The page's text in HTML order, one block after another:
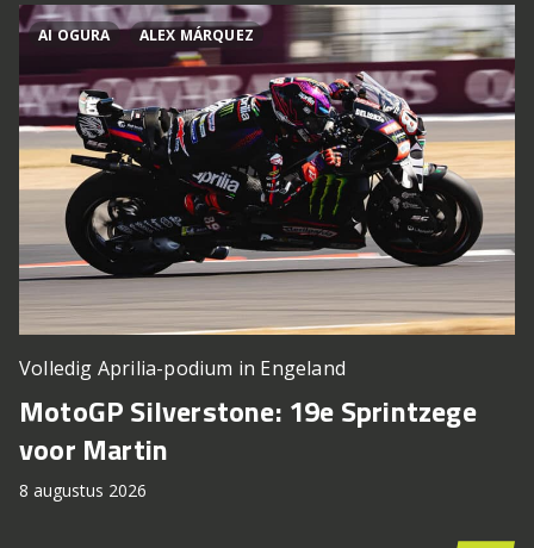
AI OGURA ALEX MÁRQUEZ
Volledig Aprilia-podium in Engeland
MotoGP Silverstone: 19e Sprintzege
voor Martin
8 augustus 2026